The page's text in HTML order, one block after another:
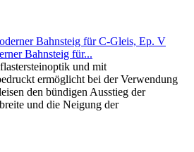
Bahnsteig für...
und mit
ermöglicht bei der Verwendung
den bündigen Ausstieg der
und die Neigung der